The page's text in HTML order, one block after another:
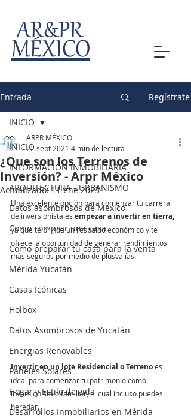
MÉXICO
AR&PR
Entrada Regístrate
INICIO
INFORMACIÓN INMOBILIARIA
ARQUITECTURA - URBANISMO
Datos asombrosos de México
Como comprar una casa
Como preparar tu casa para la venta
Mérida Yucatán
Casas Icónicas
Holbox
Datos Asombrosos de Yucatán
Energias Renovables
Paneles Solares
Hogar y Estilo de vida
Desarrollos Inmobiliarios en Mérida
INICIO
¿Que son los Terrenos de
Inversión? - Arpr México
ARPR MÉXICO
22 sept 2021 4 min de lectura
Actualizado: 11 ene 2023
Una excelente opción para comenzar tu carrera
de inversionista es empezar a invertir en tierra,
ya que te brinda un respaldo económico y te
ofrece la oportunidad de generar rendimientos
más seguros por medio de plusvalías.
Invertir en un lote Residencial o Terreno es
ideal para comenzar tu patrimonio como
inversionista o familiar, el cual incluso puedes
heredar.